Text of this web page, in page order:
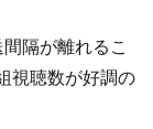
隔が離れるこ
視聴数が好調の